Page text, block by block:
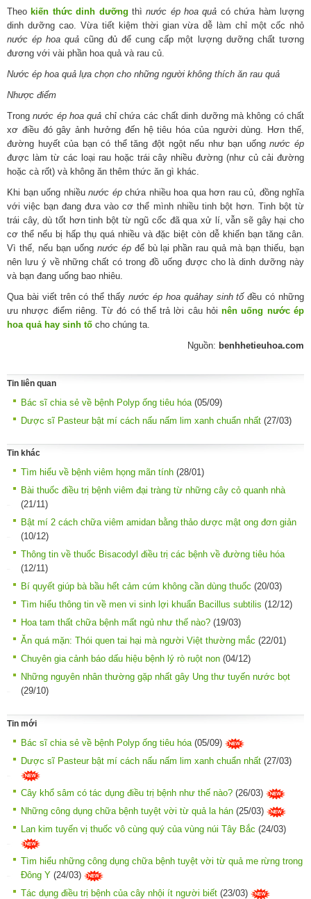
Theo kiến thức dinh dưỡng thìnước ép hoa quả có chứa hàm lượng
dinh dưỡng cao. Vừa tiết kiệm thời gian vừa dễ làm chỉ một cốc nhỏ
nước ép hoa quả cũng đủ để cung cấp một lượng dưỡng chất tương
đương với vài phần hoa quả và rau củ.
Nước ép hoa quả lựa chọn cho những người không thích ăn rau quả
Nhược điểm
Trongnước ép hoa quả chỉ chứa các chất dinh dưỡng mà không có chất
xơ điều đó gây ảnh hưởng đến hệ tiêu hóa của người dùng. Hơn thế,
đường huyết của bạn có thể tăng đột ngột nếu như bạn uốngnước ép
được làm từ các loại rau hoặc trái cây nhiều đường (như củ cải đường
hoặc cà rốt) và không ăn thêm thức ăn gì khác.
Khi bạn uống nhiều nước épchứa nhiều hoa qua hơn rau củ, đồng nghĩa
với việc bạn đang đưa vào cơ thể mình nhiều tinh bột hơn. Tinh bột từ
trái cây, dù tốt hơn tinh bột từ ngũ cốc đã qua xử lí, vẫn sẽ gây hại cho
cơ thể nếu bị hấp thụ quá nhiều và đặc biệt còn dễ khiến bạn tăng cân.
Vì thế, nếu bạn uống nước épđể bù lại phần rau quả mà bạn thiếu, bạn
nên lưu ý về những chất có trong đồ uống được cho là dinh dưỡng này
và bạn đang uống bao nhiêu.
Qua bài viết trên có thể thấynước ép hoa quảhay sinh tố đều có những
ưu nhược điểm riêng. Từ đó có thể trả lời câu hỏinên uống nước ép
hoa quả hay sinh tố cho chúng ta.
Nguồn: benhhetieuhoa.com
Tin liên quan
Bác sĩ chia sẻ về bệnh Polyp ống tiêu hóa (05/09)
Dược sĩ Pasteur bật mí cách nấu nấm lim xanh chuẩn nhất (27/03)
Tin khác
Tìm hiểu về bệnh viêm họng mãn tính (28/01)
Bài thuốc điều trị bệnh viêm đại tràng từ những cây cỏ quanh nhà
(21/11)
Bật mí 2 cách chữa viêm amidan bằng thảo dược mật ong đơn giản
(10/12)
Thông tin về thuốc Bisacodyl điều trị các bệnh về đường tiêu hóa
(12/11)
Bí quyết giúp bà bầu hết cảm cúm không cần dùng thuốc (20/03)
Tìm hiểu thông tin về men vi sinh lợi khuẩn Bacillus subtilis (12/12)
Hoa tam thất chữa bệnh mất ngủ như thế nào? (19/03)
Ăn quá mặn: Thói quen tai hại mà người Việt thường mắc (22/01)
Chuyên gia cảnh báo dấu hiệu bệnh lý rò ruột non (04/12)
Những nguyên nhân thường gặp nhất gây Ung thư tuyến nước bọt
(29/10)
Tin mới
Bác sĩ chia sẻ về bệnh Polyp ống tiêu hóa (05/09)
Dược sĩ Pasteur bật mí cách nấu nấm lim xanh chuẩn nhất (27/03)
Cây khổ sâm có tác dụng điều trị bệnh như thế nào? (26/03)
Những công dụng chữa bệnh tuyệt vời từ quả la hán (25/03)
Lan kim tuyến vị thuốc vô cùng quý của vùng núi Tây Bắc (24/03)
Tìm hiểu những công dụng chữa bệnh tuyệt vời từ quả me rừng trong
Đông Y (24/03)
Tác dụng điều trị bệnh của cây nhội ít người biết (23/03)